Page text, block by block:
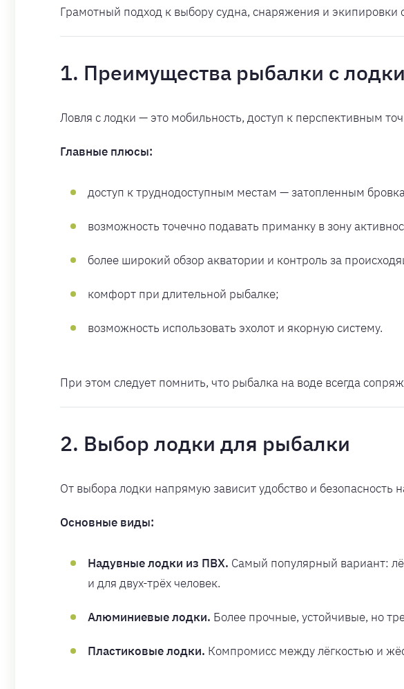
Грамотный подход к выбору судна, снаряжения и
1. Преимущества рыбалки с лодки
Ловля с лодки — это мобильность, доступ к перспективным
Главные плюсы:
доступ к труднодоступным местам — затопленным
возможность точечно подавать приманку в зону
более широкий обзор акватории и контроль за
комфорт при длительной рыбалке;
возможность использовать эхолот и якорную систему.
При этом следует помнить, что рыбалка на воде всегда
2. Выбор лодки для рыбалки
От выбора лодки напрямую зависит удобство и безопасность
Основные виды:
Надувные лодки из ПВХ. Самый популярный вариант:
и для двух-трёх человек.
Алюминиевые лодки. Более прочные, устойчивые, но
Пластиковые лодки. Компромисс между лёгкостью и